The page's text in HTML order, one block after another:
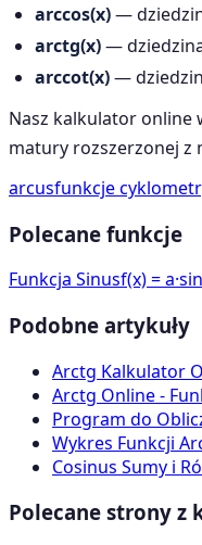
arccos(x)—
arctg(x)—
arccot(x)—
Nasz kalkulator online
matury rozszerzonej z
arcusfunkcje
Polecane funkcje
Funkcja Sinusf(x) =
Podobne artykuły
Arctg Kalkulator
Arctg Online -
Program do
Wykres Funkcji
Cosinus Sumy i
Polecane strony z